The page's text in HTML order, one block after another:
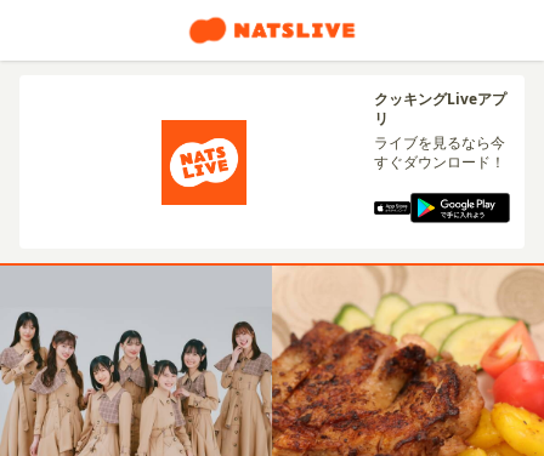
クッキングLiveアプ
リ
ライブを見るなら今
すぐダウンロード！